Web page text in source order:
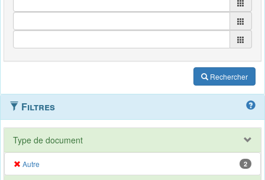
Rechercher
Filtres
Type de document
Autre 2